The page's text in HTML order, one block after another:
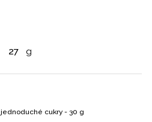
27 g
jednoduché cukry - 30 g